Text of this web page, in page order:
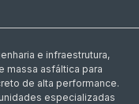
e infraestrutura,
massa asfáltica para
de alta performance.
especializadas